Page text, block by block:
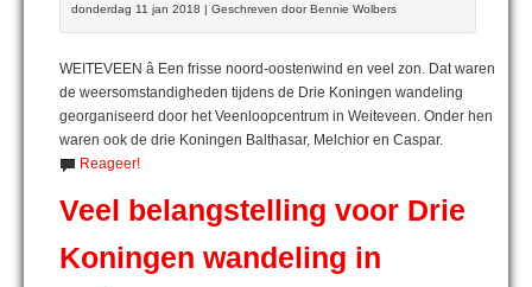
donderdag 11 jan 2018 | Geschreven door Bennie Wolbers
WEITEVEEN â Een frisse noord-oostenwind en veel zon. Dat waren
de weersomstandigheden tijdens de Drie Koningen wandeling
georganiseerd door het Veenloopcentrum in Weiteveen. Onder hen
waren ook de drie Koningen Balthasar, Melchior en Caspar.
Reageer!
Veel belangstelling voor Drie
Koningen wandeling in